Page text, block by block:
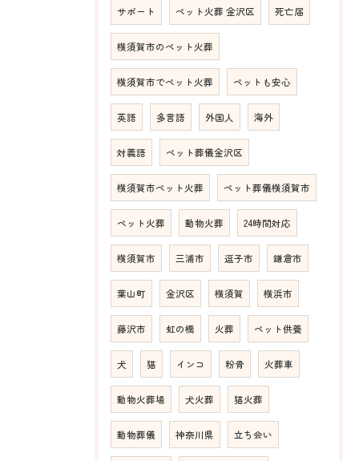
サポート ペット火葬 金沢区 死亡届
横須賀市のペット火葬
横須賀市でペット火葬 ペットも安心
英語 多言語 外国人 海外
対義語 ペット葬儀金沢区
横須賀市ペット火葬 ペット葬儀横須賀市
ペット火葬 動物火葬 24時間対応
横須賀市 三浦市 逗子市 鎌倉市
葉山町 金沢区 横須賀 横浜市
藤沢市 虹の橋 火葬 ペット供養
犬 猫 インコ 粉骨 火葬車
動物火葬場 犬火葬 猫火葬
動物葬儀 神奈川県 立ち会い